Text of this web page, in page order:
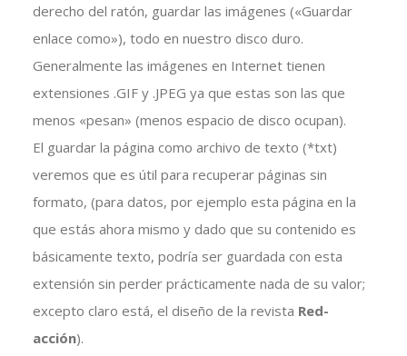
derecho del ratón, guardar las imágenes («Guardar
enlace como»), todo en nuestro disco duro.
Generalmente las imágenes en Internet tienen
extensiones .GIF y .JPEG ya que estas son las que
menos «pesan» (menos espacio de disco ocupan).
El guardar la página como archivo de texto (*txt)
veremos que es útil para recuperar páginas sin
formato, (para datos, por ejemplo esta página en la
que estás ahora mismo y dado que su contenido es
básicamente texto, podría ser guardada con esta
extensión sin perder prácticamente nada de su valor;
excepto claro está, el diseño de la revista Red-
acción).